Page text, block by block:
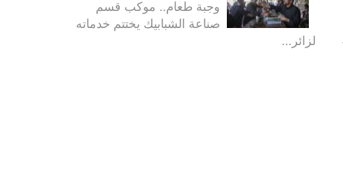
وجبة طعام.. موكب قسم
صناعة الشبابيك يختتم خدماته
لزائر...